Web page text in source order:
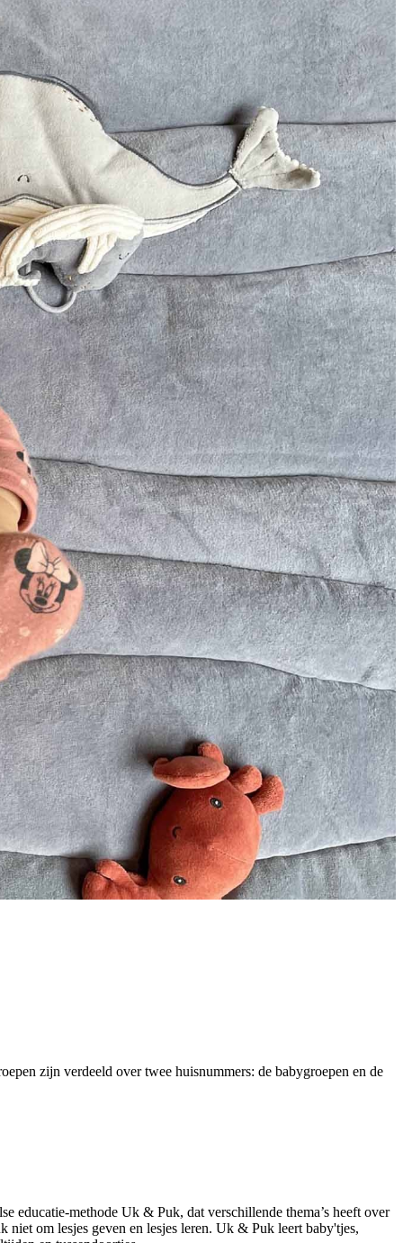
zijn verdeeld over twee huisnummers: de babygroepen en de
educatie-methode Uk & Puk, dat verschillende thema’s heeft over
om lesjes geven en lesjes leren. Uk & Puk leert baby'tjes,